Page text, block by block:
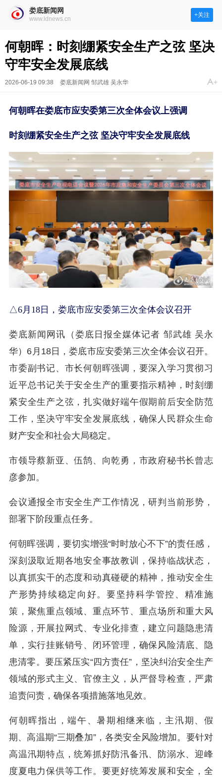
娄底新闻网
www.ldnews.cn
+关注
何朝晖：时刻绷紧安全生产之弦 坚决
守牢安全发展底线
2026-06-19 09:38 娄底新闻网 邹武雄 吴永华
何朝晖在娄底市应安委第三次全体会议上强调
时刻绷紧安全生产之弦 坚决守牢安全发展底线
△6月18日，娄底市应安委第三次全体会议召开
娄底新闻网讯（娄底日报全媒体记者 邹武雄 吴永
华）6月18日，娄底市应安委第三次全体会议召开。
市委副书记、市长何朝晖强调，要深入学习贯彻习
近平总书记关于安全生产的重要指示精神，时刻绷
紧安全生产之弦，扎实做好端午假期前后安全防范
工作，坚决守牢安全发展底线，确保人民群众生命
财产安全和社会大局稳定。
市领导蔡新亚、伍鹄、向乾勇，市政府秘书长曾志
彦参加。
会议通报全市安全生产工作情况，研判当前形势，
部署下阶段重点任务。
何朝晖强调，要切实增强“时时放心不下”的责任感，
深刻汲取近期各地安全事故教训，保持临战状态，
以真抓实干的态度和动真碰硬的精神，推动安全生
产形势持续稳定向好。要坚持科学管控、精准施
策，聚焦重点领域、重点环节、重点场所和重大风
险源，开展拉网式、专业化排查，建立问题隐患清
单，实行挂账销号、闭环管理，确保风险清底、隐
患清零。要压紧压实“四方责任”，坚决纠治安全生产
领域的形式主义、官僚主义，从严督导检查，严肃
追责问责，确保各项措施落地见效。
何朝晖指出，端午、暑期相继来临，主汛期、假
期、高温期“三期叠加”，各类安全风险增加。要针对
高温汛期特点，统筹抓好防汛备汛、防溺水、迎峰
度夏电力保供等工作。要更好统筹发展和安全，全